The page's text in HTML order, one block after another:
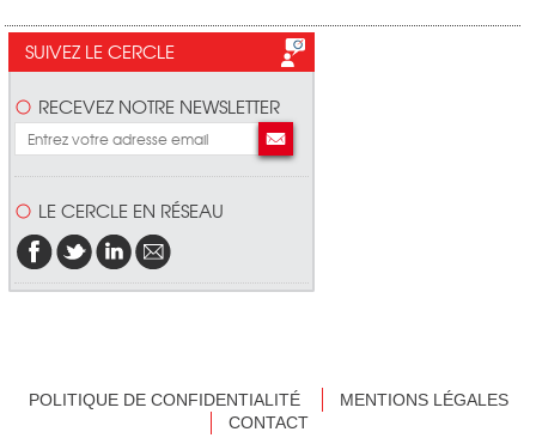
SUIVEZ LE CERCLE
RECEVEZ NOTRE NEWSLETTER
LE CERCLE EN RÉSEAU
POLITIQUE DE CONFIDENTIALITÉ
MENTIONS LÉGALES
CONTACT